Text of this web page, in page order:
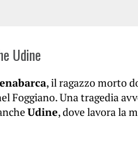
Udine
, il ragazzo morto
Foggiano. Una tragedia
Udine, dove lavora la